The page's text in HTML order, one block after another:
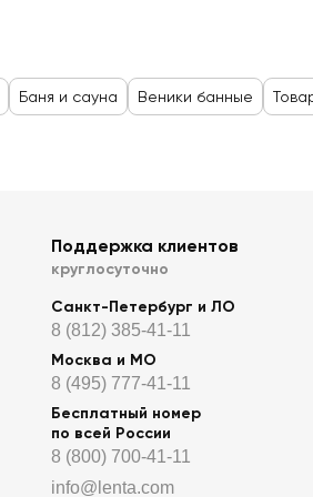
Баня и сауна Веники банные
Поддержка клиентов
круглосуточно
Санкт-Петербург и ЛО
8 (812) 385-41-11
Москва и МО
8 (495) 777-41-11
Бесплатный номер
по всей России
8 (800) 700-41-11
info@lenta.com